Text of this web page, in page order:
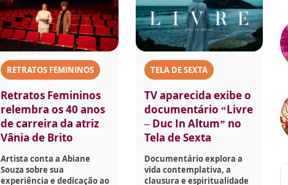
RETRATOS FEMININOS
Retratos Femininos
relembra os 40 anos
de carreira da atriz
Vânia de Brito
Artista conta a Abiane
Souza sobre sua
experiência e dedicação ao
TELA DE SEXTA
TV aparecida exibe o
documentário “Livre
– Duc In Altum” no
Tela de Sexta
Documentário explora a
vida contemplativa, a
clausura e espiritualidade